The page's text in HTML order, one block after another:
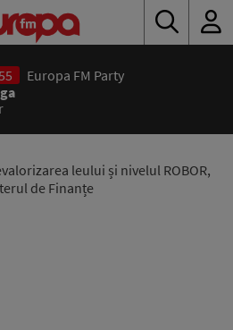
Europa FM Party
leului și nivelul ROBOR,
de Finanțe